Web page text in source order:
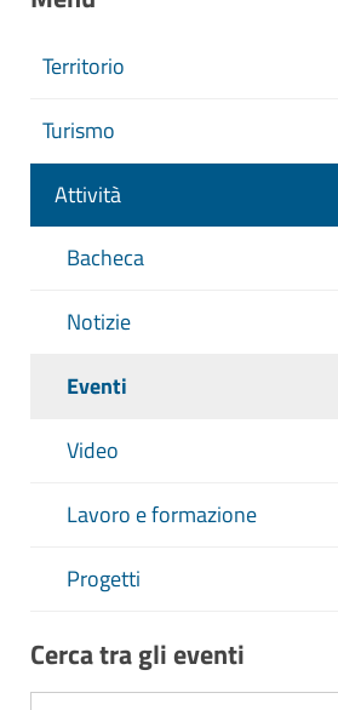
Territorio
Turismo
Attività
Bacheca
Notizie
Eventi
Video
Lavoro e formazione
Progetti
Cerca tra gli eventi